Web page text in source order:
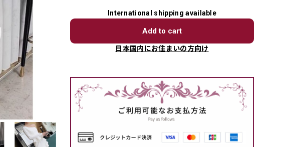
International shipping available
Add to cart
日本国内にお住まいの方向け